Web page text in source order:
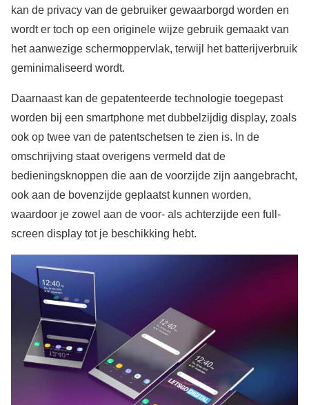
kan de privacy van de gebruiker gewaarborgd worden en
wordt er toch op een originele wijze gebruik gemaakt van
het aanwezige schermoppervlak, terwijl het batterijverbruik
geminimaliseerd wordt.
Daarnaast kan de gepatenteerde technologie toegepast
worden bij een smartphone met dubbelzijdig display, zoals
ook op twee van de patentschetsen te zien is. In de
omschrijving staat overigens vermeld dat de
bedieningsknoppen die aan de voorzijde zijn aangebracht,
ook aan de bovenzijde geplaatst kunnen worden,
waardoor je zowel aan de voor- als achterzijde een full-
screen display tot je beschikking hebt.